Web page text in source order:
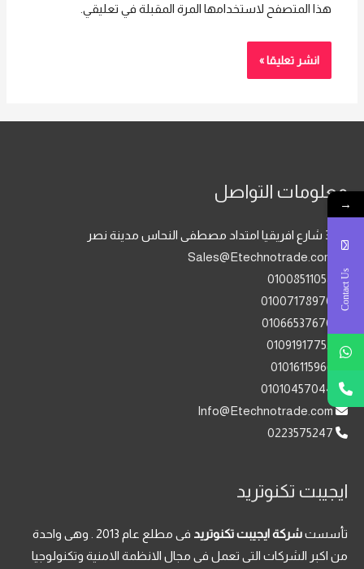
هذا المتصفح لاستخدامها المرة المقبلة في تعليقي.
معلومات التواصل
01008511058
01007178970
01066537670
01091917752
01016115966
01010457044
Info@Etechnotrade.com
0223575247
ايجيبت تكنوتريد
تأسستشركة ايجيبت تكنوتريد
فى مطلع عام 2013 . وهى واحدة
من اكبر الشركات التى تعمل فى مجال الانظمة الامنية وتكنولوجيا
→
Contact Us